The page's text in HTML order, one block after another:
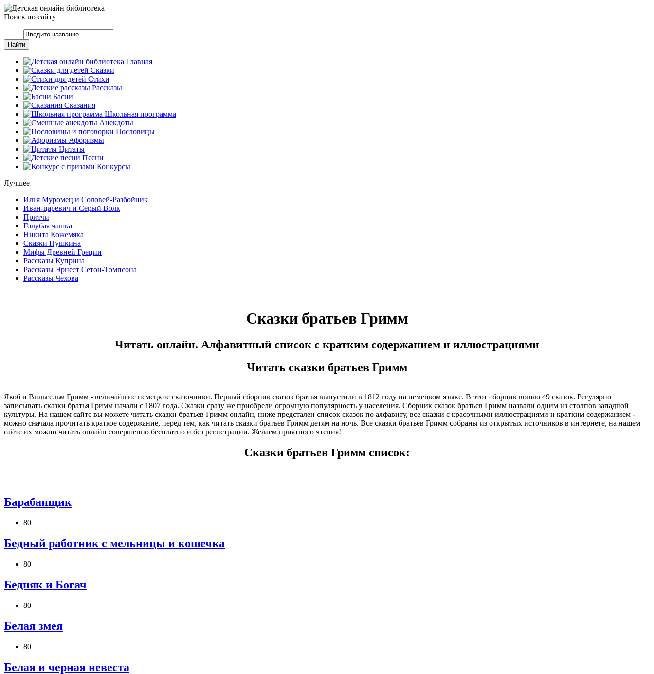
Поиск по сайту
Главная
Сказки
Стихи
Рассказы
Басни
Сказания
Школьная программа
Анекдоты
Пословицы
Афоризмы
Цитаты
Песни
Конкурсы
Лучшее
Илья Муромец и Соловей-Разбойник
Иван-царевич и Серый Волк
Притчи
Голубая чашка
Никита Кожемяка
Сказки Пушкина
Мифы Древней Греции
Рассказы Куприна
Рассказы Эрнест Сетон-Томпсона
Рассказы Чехова
Сказки братьев Гримм
Читать онлайн. Алфавитный список с кратким содержанием и иллюстрациями
Читать сказки братьев Гримм
Якоб и Вильгельм Гримм - величайшие немецкие сказочники. Первый сборник сказок братья выпустили в 1812 году на немецком языке. В этот сборник вошло 49 сказок. Регулярно
записывать сказки братья Гримм начали с 1807 года. Сказки сразу же приобрели огромную популярность у населения. Сборник сказок братьев Гримм назвали одним из столпов западной
культуры. На нашем сайте вы можете читать сказки братьев Гримм онлайн, ниже предстален список сказок по алфавиту, все сказки с красочными иллюстрациями и кратким содержанием -
можно сначала прочитать краткое содержание, перед тем, как читать сказки братьев Гримм детям на ночь. Все сказки братьев Гримм собраны из открытых источников в интернете, на нашем
сайте их можно читать онлайн совершенно бесплатно и без регистрации. Желаем приятного чтения!
Сказки братьев Гримм список:
Барабанщик
80
Бедный работник с мельницы и кошечка
80
Бедняк и Богач
80
Белая змея
80
Белая и черная невеста